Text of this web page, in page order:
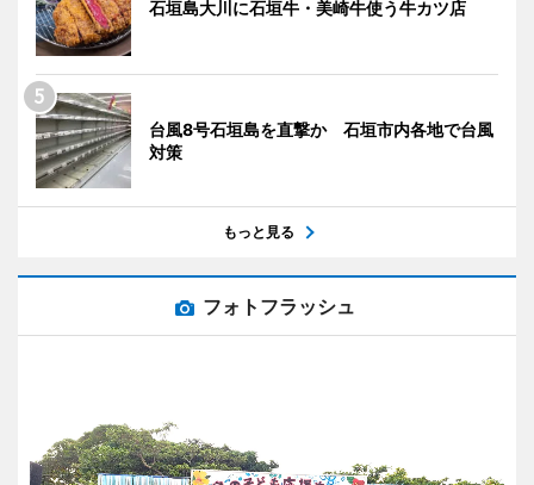
石垣島大川に石垣牛・美崎牛使う牛カツ店
台風8号石垣島を直撃か 石垣市内各地で台風
対策
もっと見る
フォトフラッシュ